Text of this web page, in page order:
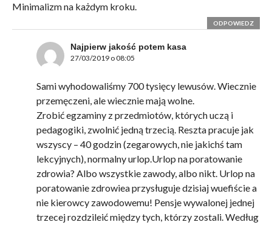
Minimalizm na każdym kroku.
ODPOWIEDZ
Najpierw jakość potem kasa
27/03/2019 o 08:05
Sami wyhodowaliśmy 700 tysięcy lewusów. Wiecznie
przemęczeni, ale wiecznie mają wolne.
Zrobić egzaminy z przedmiotów, których uczą i
pedagogiki, zwolnić jedną trzecią. Reszta pracuje jak
wszyscy – 40 godzin (zegarowych, nie jakichś tam
lekcyjnych), normalny urlop.Urlop na poratowanie
zdrowia? Albo wszystkie zawody, albo nikt. Urlop na
poratowanie zdrowiea przysługuje dzisiaj wuefiście a
nie kierowcy zawodowemu! Pensje wywalonej jednej
trzecej rozdzileić między tych, którzy zostali. Według